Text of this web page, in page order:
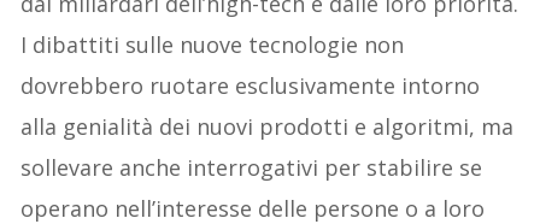
I dibattiti sulle nuove tecnologie non
dovrebbero ruotare esclusivamente intorno
alla genialità dei nuovi prodotti e algoritmi, ma
sollevare anche interrogativi per stabilire se
operano nell’interesse delle persone o a loro